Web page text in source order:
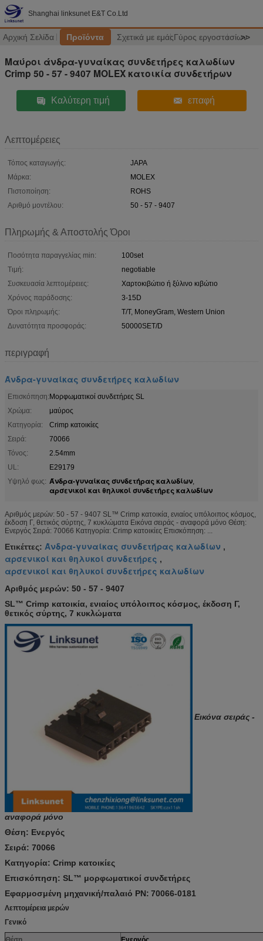
Shanghai linksunet E&T Co.Ltd
Αρχική Σελίδα Προϊόντα Σχετικά με εμάςΓύρος εργοστασίων
>>
Μαύροι άνδρα-γυναίκας συνδετήρες καλωδίων
Crimp 50 - 57 - 9407 MOLEX κατοικία συνδετήρων
Καλύτερη τιμή επαφή
Λεπτομέρειες
Τόπος καταγωγής:
JAPA
Μάρκα:
MOLEX
Πιστοποίηση:
ROHS
Αριθμό μοντέλου:
50 - 57 - 9407
Πληρωμής & Αποστολής Όροι
Ποσότητα παραγγελίας min:
100set
Τιμή:
negotiable
Συσκευασία λεπτομέρειες:
Χαρτοκιβώτιο ή ξύλινο κιβώτιο
Χρόνος παράδοσης:
3-15D
Όροι πληρωμής:
T/T, MoneyGram, Western Union
Δυνατότητα προσφοράς:
50000SET/D
περιγραφή
Άνδρα-γυναίκας συνδετήρες καλωδίων
Επισκόπηση:Μορφωματικοί συνδετήρες SL
Χρώμα:
μαύρος
Κατηγορία:
Crimp κατοικίες
Σειρά:
70066
Τόνος:
2.54mm
UL:
E29179
Υψηλό φως: Άνδρα-γυναίκας συνδετήρας καλωδίων,
αρσενικοί και θηλυκοί συνδετήρες καλωδίων
Αριθμός μερών: 50 - 57 - 9407 SL™ Crimp κατοικία, ενιαίος υπόλοιπος κόσμος,
έκδοση Γ, θετικός σύρτης, 7 κυκλώματα Εικόνα σειράς - αναφορά μόνο Θέση:
Ενεργός Σειρά: 70066 Κατηγορία: Crimp κατοικίες Επισκόπηση: ...
Ετικέττες: Άνδρα-γυναίκας συνδετήρας καλωδίων ,
αρσενικοί και θηλυκοί συνδετήρες ,
αρσενικοί και θηλυκοί συνδετήρες καλωδίων
Αριθμός μερών: 50 - 57 - 9407
SL™ Crimp κατοικία, ενιαίος υπόλοιπος κόσμος, έκδοση Γ,
θετικός σύρτης, 7 κυκλώματα
Εικόνα σειράς -
αναφορά μόνο
Θέση: Ενεργός
Σειρά: 70066
Κατηγορία: Crimp κατοικίες
Επισκόπηση: SL™ μορφωματικοί συνδετήρες
Εφαρμοσμένη μηχανική/παλαιό PN: 70066-0181
Λεπτομέρεια μερών
Γενικό